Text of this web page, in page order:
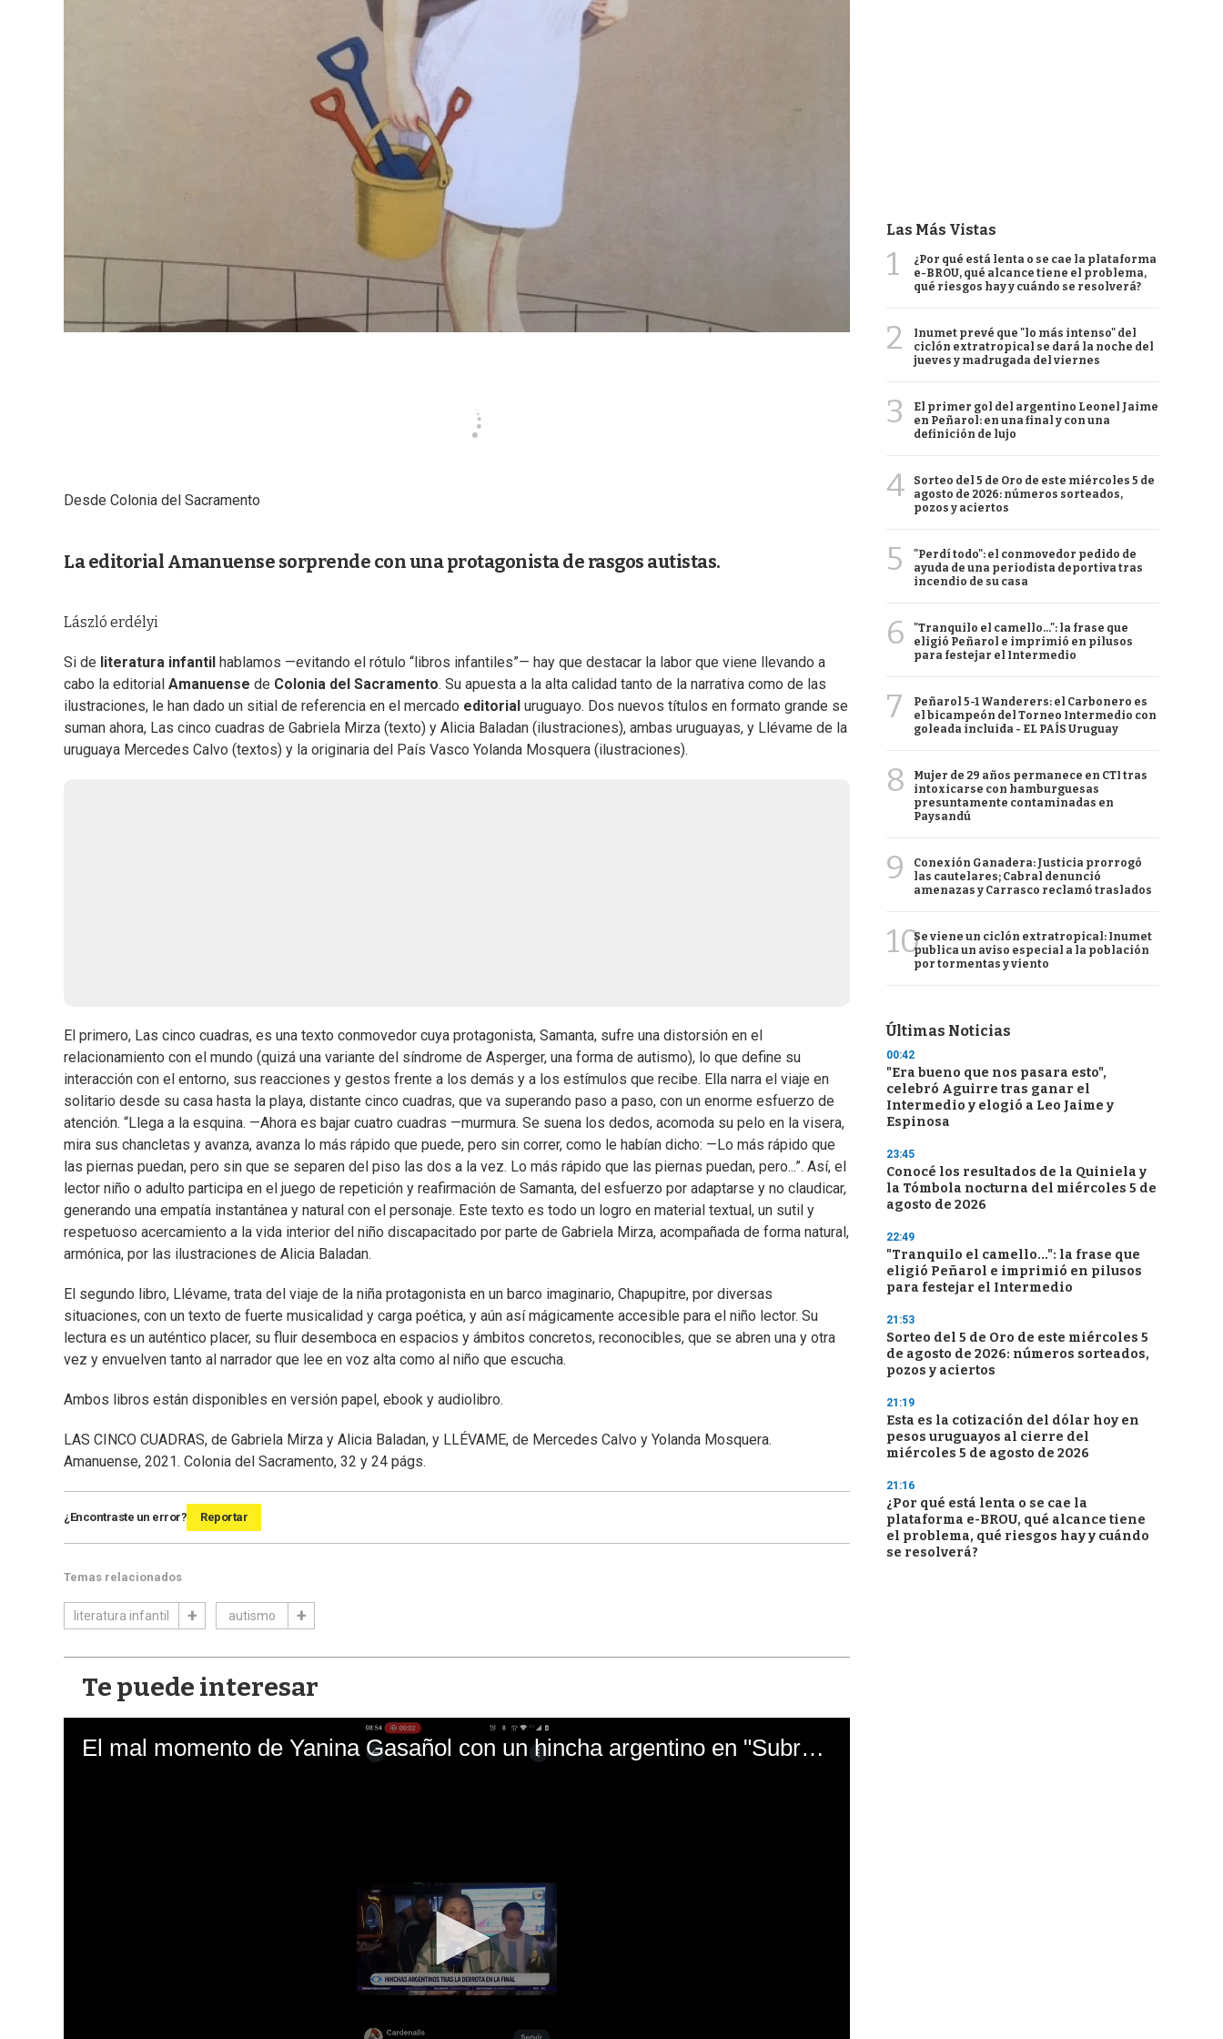
Desde Colonia del Sacramento
La editorial Amanuense sorprende con una protagonista de rasgos autistas.
László erdélyi
Si de literatura infantil hablamos —evitando el rótulo “libros infantiles”— hay que destacar la labor que viene llevando a
cabo la editorial Amanuense de Colonia del Sacramento. Su apuesta a la alta calidad tanto de la narrativa como de las
ilustraciones, le han dado un sitial de referencia en el mercado editorial uruguayo. Dos nuevos títulos en formato grande se
suman ahora, Las cinco cuadras de Gabriela Mirza (texto) y Alicia Baladan (ilustraciones), ambas uruguayas, y Llévame de la
uruguaya Mercedes Calvo (textos) y la originaria del País Vasco Yolanda Mosquera (ilustraciones).
El primero, Las cinco cuadras, es una texto conmovedor cuya protagonista, Samanta, sufre una distorsión en el
relacionamiento con el mundo (quizá una variante del síndrome de Asperger, una forma de autismo), lo que define su
interacción con el entorno, sus reacciones y gestos frente a los demás y a los estímulos que recibe. Ella narra el viaje en
solitario desde su casa hasta la playa, distante cinco cuadras, que va superando paso a paso, con un enorme esfuerzo de
atención. “Llega a la esquina. —Ahora es bajar cuatro cuadras —murmura. Se suena los dedos, acomoda su pelo en la visera,
mira sus chancletas y avanza, avanza lo más rápido que puede, pero sin correr, como le habían dicho: —Lo más rápido que
las piernas puedan, pero sin que se separen del piso las dos a la vez. Lo más rápido que las piernas puedan, pero...”. Así, el
lector niño o adulto participa en el juego de repetición y reafirmación de Samanta, del esfuerzo por adaptarse y no claudicar,
generando una empatía instantánea y natural con el personaje. Este texto es todo un logro en material textual, un sutil y
respetuoso acercamiento a la vida interior del niño discapacitado por parte de Gabriela Mirza, acompañada de forma natural,
armónica, por las ilustraciones de Alicia Baladan.
El segundo libro, Llévame, trata del viaje de la niña protagonista en un barco imaginario, Chapupitre, por diversas
situaciones, con un texto de fuerte musicalidad y carga poética, y aún así mágicamente accesible para el niño lector. Su
lectura es un auténtico placer, su fluir desemboca en espacios y ámbitos concretos, reconocibles, que se abren una y otra
vez y envuelven tanto al narrador que lee en voz alta como al niño que escucha.
Ambos libros están disponibles en versión papel, ebook y audiolibro.
LAS CINCO CUADRAS, de Gabriela Mirza y Alicia Baladan, y LLÉVAME, de Mercedes Calvo y Yolanda Mosquera.
Amanuense, 2021. Colonia del Sacramento, 32 y 24 págs.
¿Encontraste un error? Reportar
Temas relacionados
literatura infantil autismo
Te puede interesar
El mal momento de Yanina Gasañol con un hincha argentino en "Subrayado"
Las Más Vistas
1
¿Por qué está lenta o se cae la plataforma
e-BROU, qué alcance tiene el problema,
qué riesgos hay y cuándo se resolverá?
2
Inumet prevé que "lo más intenso" del
ciclón extratropical se dará la noche del
jueves y madrugada del viernes
3
El primer gol del argentino Leonel Jaime
en Peñarol: en una final y con una
definición de lujo
4
Sorteo del 5 de Oro de este miércoles 5 de
agosto de 2026: números sorteados,
pozos y aciertos
5
"Perdí todo": el conmovedor pedido de
ayuda de una periodista deportiva tras
incendio de su casa
6
"Tranquilo el camello...": la frase que
eligió Peñarol e imprimió en pilusos
para festejar el Intermedio
7
Peñarol 5-1 Wanderers: el Carbonero es
el bicampeón del Torneo Intermedio con
goleada incluida - EL PAÍS Uruguay
8
Mujer de 29 años permanece en CTI tras
intoxicarse con hamburguesas
presuntamente contaminadas en
Paysandú
9
Conexión Ganadera: Justicia prorrogó
las cautelares; Cabral denunció
amenazas y Carrasco reclamó traslados
10Se viene un ciclón extratropical: Inumet
publica un aviso especial a la población
por tormentas y viento
Últimas Noticias
00:42
"Era bueno que nos pasara esto",
celebró Aguirre tras ganar el
Intermedio y elogió a Leo Jaime y
Espinosa
23:45
Conocé los resultados de la Quiniela y
la Tómbola nocturna del miércoles 5 de
agosto de 2026
22:49
"Tranquilo el camello...": la frase que
eligió Peñarol e imprimió en pilusos
para festejar el Intermedio
21:53
Sorteo del 5 de Oro de este miércoles 5
de agosto de 2026: números sorteados,
pozos y aciertos
21:19
Esta es la cotización del dólar hoy en
pesos uruguayos al cierre del
miércoles 5 de agosto de 2026
21:16
¿Por qué está lenta o se cae la
plataforma e-BROU, qué alcance tiene
el problema, qué riesgos hay y cuándo
se resolverá?